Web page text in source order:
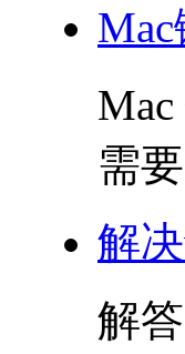
需
解
解